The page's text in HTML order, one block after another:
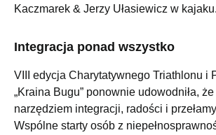
Kaczmarek & Jerzy Ułasiewicz w kajaku.
Integracja ponad wszystko
VIII edycja Charytatywnego Triathlonu i
„Kraina Bugu” ponownie udowodniła,
narzędziem integracji, radości i
Wspólne starty osób z